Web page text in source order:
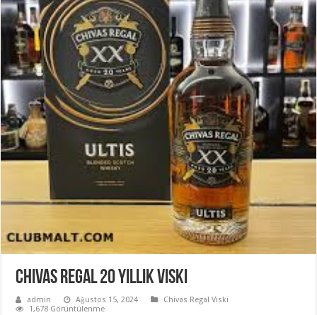
Chivas Regal 20 Yıllık Viski
admin Ağustos 15, 2024
Chivas Regal Viski
1,678 Görüntülenme